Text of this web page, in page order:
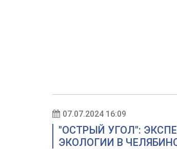
07.07.2024 16:09
"ОСТРЫЙ УГОЛ":
ЭКОЛОГИИ В